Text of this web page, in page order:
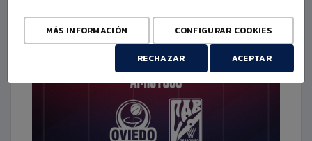
11 DE SETEMBRO DE 2025
MÁS INFORMACIÓN CONFIGURAR COOKIES
RECHAZAR ACEPTAR